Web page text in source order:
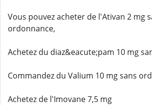
Vous pouvez acheter de l'Ativan 2 mg
ordonnance,
Achetez du diaz&eacute;pam 10 mg
Commandez du Valium 10 mg sans
Achetez de l'Imovane 7,5 mg